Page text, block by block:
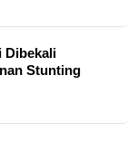
Dibekali
Stunting